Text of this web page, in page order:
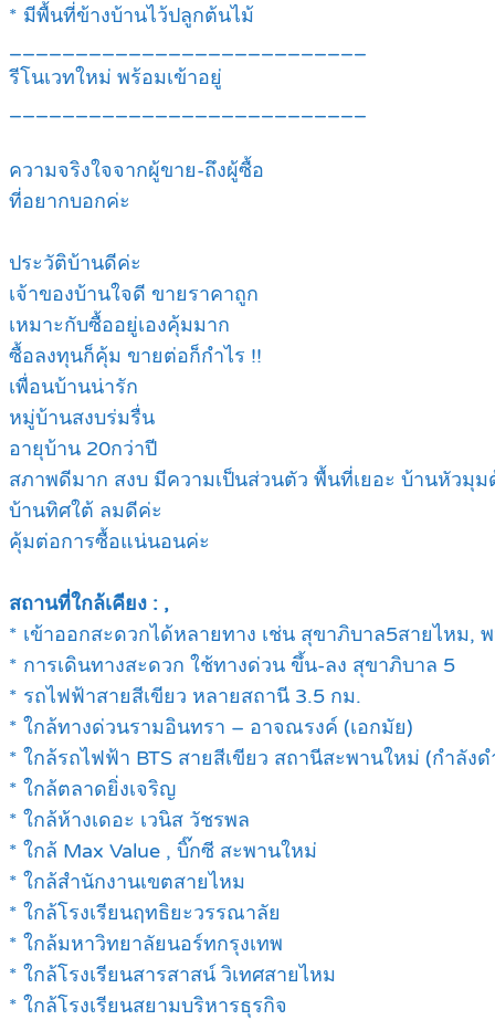
* มีพื้นที่ข้างบ้านไว้ปลูกต้นไม้
รีโนเวทใหม่ พร้อมเข้าอยู่
ความจริงใจจากผู้ขาย-ถึงผู้ซื้อ
ที่อยากบอกค่ะ
ประวัติบ้านดีค่ะ
เจ้าของบ้านใจดี ขายราคาถูก
เหมาะกับซื้ออยู่เองคุ้มมาก
ซื้อลงทุนก็คุ้ม ขายต่อก็กำไร !!
เพื่อนบ้านน่ารัก
หมู่บ้านสงบร่มรื่น
อายุบ้าน 20กว่าปี
สภาพดีมาก สงบ มีความเป็นส่วนตัว พื้นที่เยอะ บ้านหัวมุม
บ้านทิศใต้ ลมดีค่ะ
คุ้มต่อการซื้อแน่นอนค่ะ
สถานที่ใกล้เคียง : ,
* เข้าออกสะดวกได้หลายทาง เช่น สุขาภิบาล5สายไหม,
* การเดินทางสะดวก ใช้ทางด่วน ขึ้น-ลง สุขาภิบาล 5
* รถไฟฟ้าสายสีเขียว หลายสถานี 3.5 กม.
* ใกล้ทางด่วนรามอินทรา – อาจณรงค์ (เอกมัย)
* ใกล้รถไฟฟ้า BTS สายสีเขียว สถานีสะพานใหม่ (กำลังด
* ใกล้ตลาดยิ่งเจริญ
* ใกล้ห้างเดอะ เวนิส วัชรพล
* ใกล้ Max Value , บิ๊กซี สะพานใหม่
* ใกล้สำนักงานเขตสายไหม
* ใกล้โรงเรียนฤทธิยะวรรณาลัย
* ใกล้มหาวิทยาลัยนอร์ทกรุงเทพ
* ใกล้โรงเรียนสารสาสน์ วิเทศสายไหม
* ใกล้โรงเรียนสยามบริหารธุรกิจ